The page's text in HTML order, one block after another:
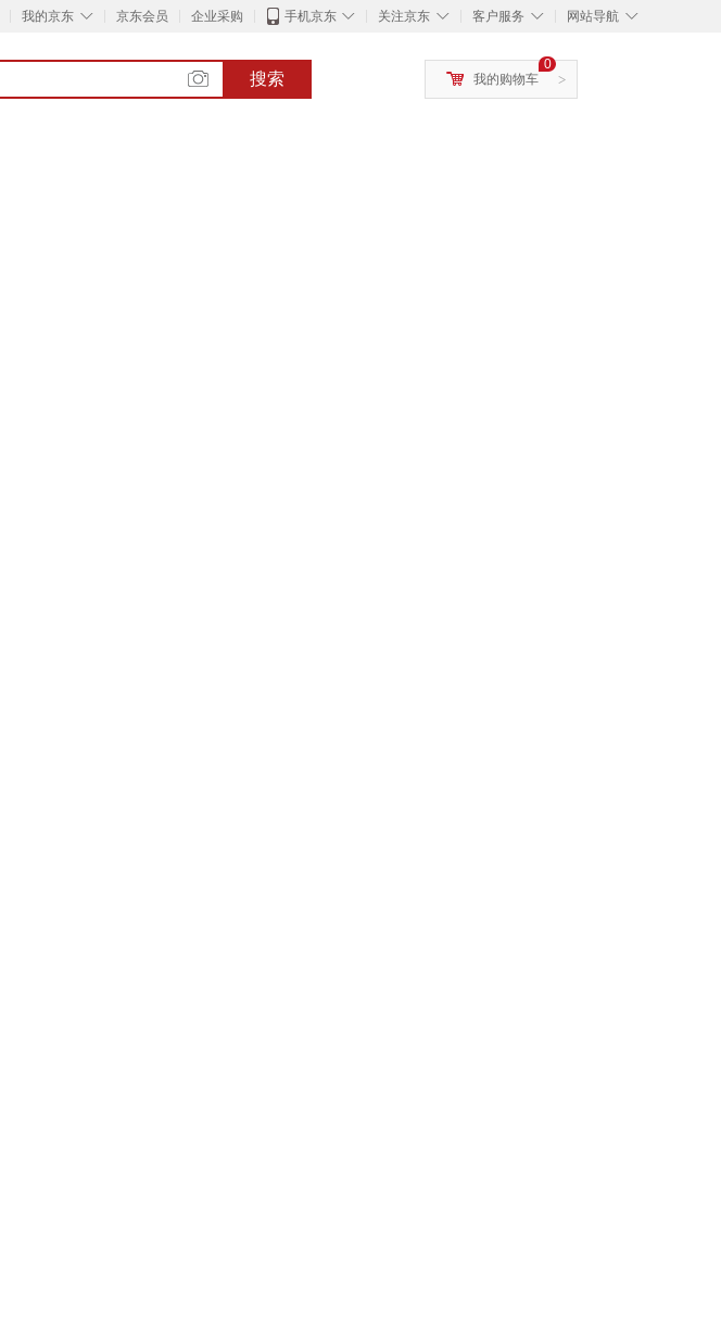
◇
我的京东 京东会员 企业采购 ◇
手机京东 ◇
关注京东 ◇
客户服务 ◇
网站导航
搜索 >
0
我的购物车